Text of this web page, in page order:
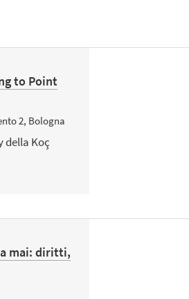
to Point
2, Bologna
della Koç
mai: diritti,